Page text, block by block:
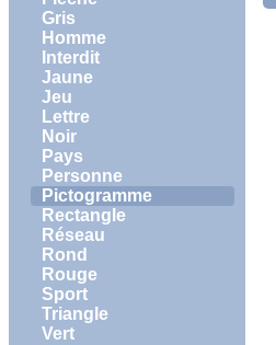
Gris
Homme
Interdit
Jaune
Jeu
Lettre
Noir
Pays
Personne
Pictogramme
Rectangle
Réseau
Rond
Rouge
Sport
Triangle
Vert